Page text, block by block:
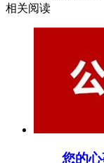
相关阅读
您的